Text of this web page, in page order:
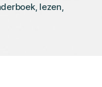
, lezen